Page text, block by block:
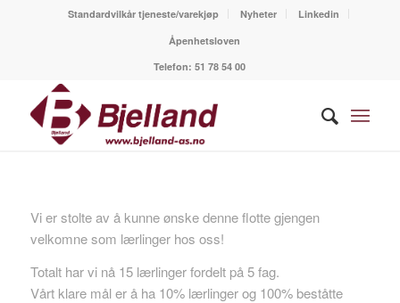
Standardvilkår tjeneste/varekjøp Nyheter
Linkedin
Åpenhetsloven
Telefon:51 78 54 00
Vi er stolte av å kunne ønske denne flotte gjengen
velkomne som lærlinger hos oss!
Totalt har vi nå 15 lærlinger fordelt på 5 fag.
Vårt klare mål er å ha 10% lærlinger og 100% beståtte